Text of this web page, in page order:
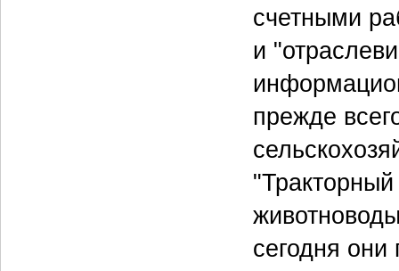
счетными
и
прежде
сегодня